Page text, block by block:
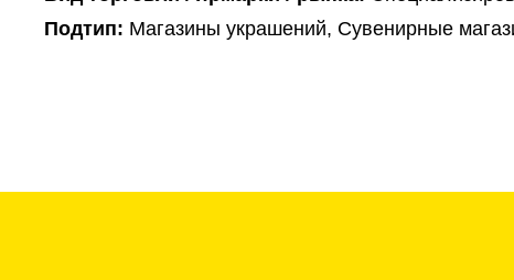
Подтип: Магазины украшений, Сувенирные